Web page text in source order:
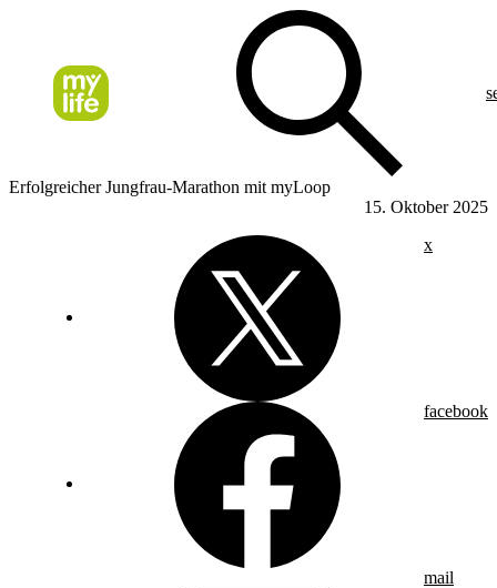
Erfolgreicher Jungfrau-Marathon mit myLoop
15. Oktober 2025
x
facebook
mail